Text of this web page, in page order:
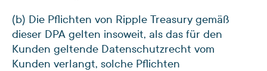
(b) Die Pflichten von Ripple Treasury gemäß
dieser DPA gelten insoweit, als das für den
Kunden geltende Datenschutzrecht vom
Kunden verlangt, solche Pflichten